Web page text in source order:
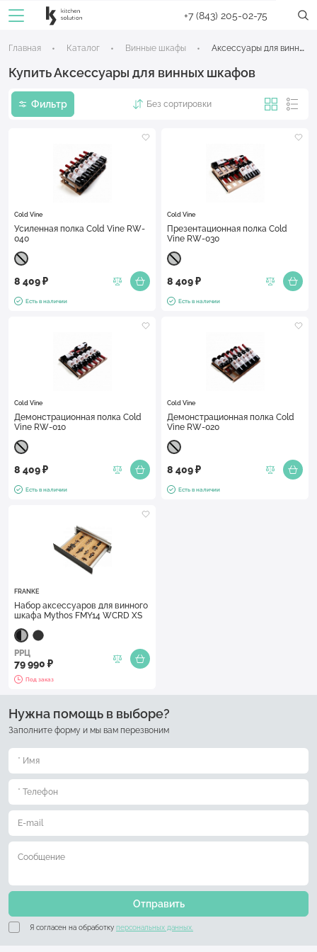
+7 (843) 205-02-75
Главная Каталог Винные шкафы Аксессуары для винных шкафов
Купить Аксессуары для винных шкафов
Фильтр Без сортировки
Cold Vine
Усиленная полка Cold Vine RW-
040
8 409 ₽
Есть в наличии
Cold Vine
Презентационная полка Cold
Vine RW-030
8 409 ₽
Есть в наличии
Cold Vine
Демонстрационная полка Cold
Vine RW-010
8 409 ₽
Есть в наличии
Cold Vine
Демонстрационная полка Cold
Vine RW-020
8 409 ₽
Есть в наличии
FRANKE
Набор аксессуаров для винного
шкафа Mythos FMY14 WCRD XS
РРЦ
79 990 ₽
Под заказ
Нужна помощь в выборе?
Заполните форму и мы вам перезвоним
Отправить
Я согласен на обработку персональных данных.